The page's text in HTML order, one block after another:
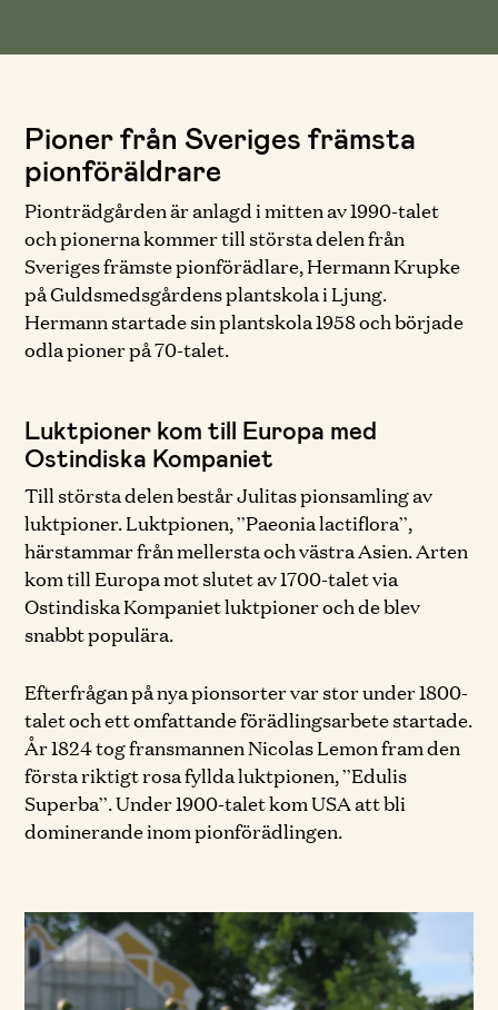
Pioner från Sveriges främsta
pionföräldrare
Pionträdgården är anlagd i mitten av 1990-talet
och pionerna kommer till största delen från
Sveriges främste pionförädlare, Hermann Krupke
på Guldsmedsgårdens plantskola i Ljung.
Hermann startade sin plantskola 1958 och började
odla pioner på 70-talet.
Luktpioner kom till Europa med
Ostindiska Kompaniet
Till största delen består Julitas pionsamling av
luktpioner. Luktpionen, ”Paeonia lactiflora”,
härstammar från mellersta och västra Asien. Arten
kom till Europa mot slutet av 1700-talet via
Ostindiska Kompaniet luktpioner och de blev
snabbt populära.
Efterfrågan på nya pionsorter var stor under 1800-
talet och ett omfattande förädlingsarbete startade.
År 1824 tog fransmannen Nicolas Lemon fram den
första riktigt rosa fyllda luktpionen, ”Edulis
Superba”. Under 1900-talet kom USA att bli
dominerande inom pionförädlingen.